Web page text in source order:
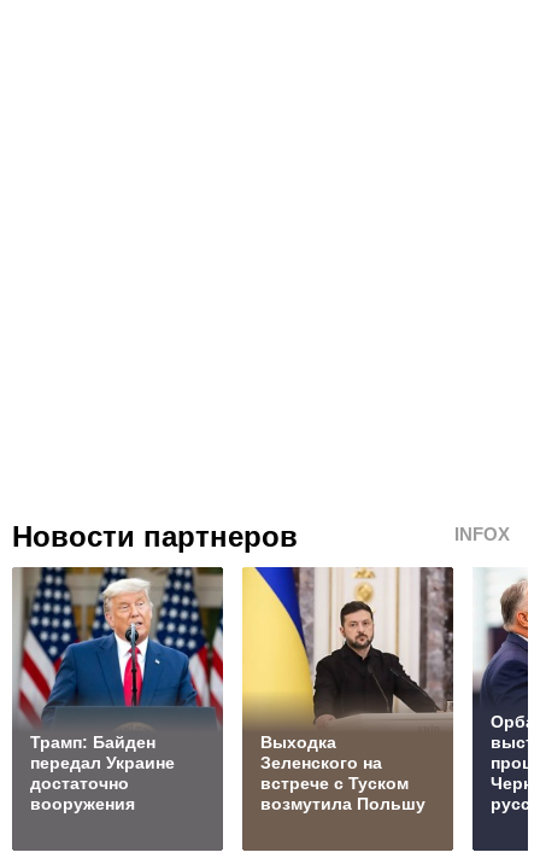
Новости партнеров INFOX
Трамп: Байден
передал Украине
достаточно
вооружения
Выходка
Зеленского на
встрече с Туском
возмутила Польшу